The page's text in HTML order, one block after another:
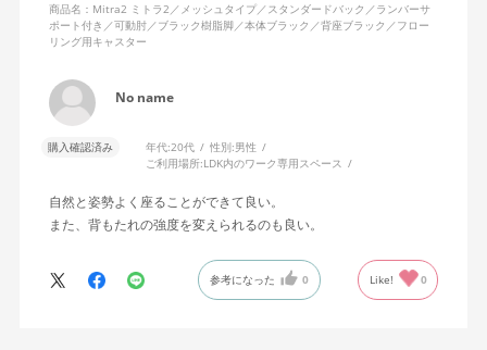
商品名：Mitra2 ミトラ2／メッシュタイプ／スタンダードバック／ランバーサ
ポート付き／可動肘／ブラック樹脂脚／本体ブラック／背座ブラック／フロー
リング用キャスター
No name
購入確認済み 年代:20代 性別:男性
ご利用場所:LDK内のワーク専用スペース
自然と姿勢よく座ることができて良い。
また、背もたれの強度を変えられるのも良い。
参考になった 0 Like! 0